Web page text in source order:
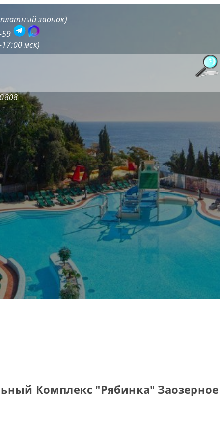
звонок)
59
мск)
Комплекс "Рябинка" Заозерное